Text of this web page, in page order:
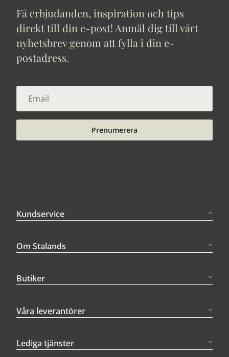
Få erbjudanden, inspiration och tips
direkt till din e-post! Anmäl dig till vårt
nyhetsbrev genom att fylla i din e-
postadress.
Prenumerera
Kundservice
Om Stalands
Butiker
Våra leverantörer
Lediga tjänster